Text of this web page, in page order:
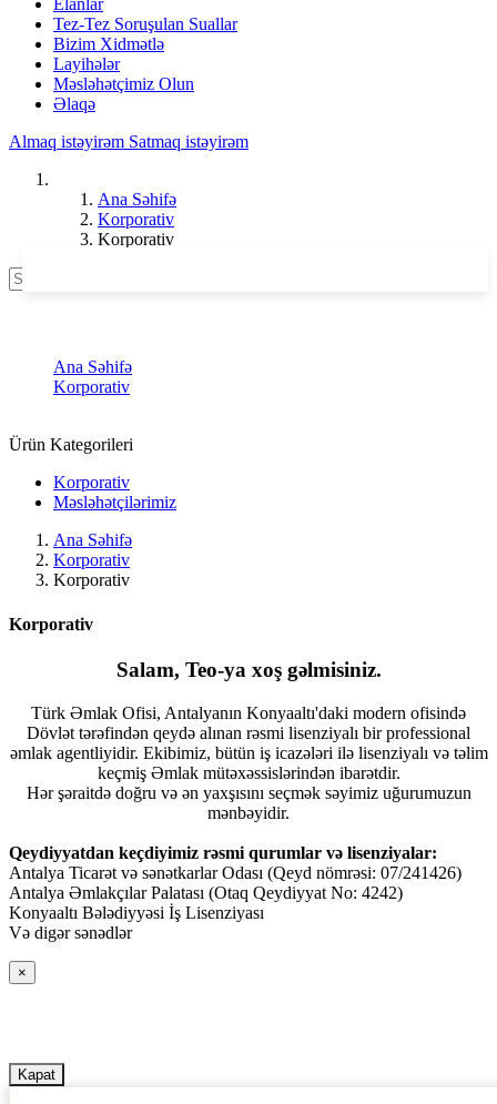
Elanlar
Tez-Tez Soruşulan Suallar
Bizim Xidmətlə
Layihələr
Məsləhətçimiz Olun
Əlaqə
Almaq istəyirəm Satmaq istəyirəm
Ana Səhifə
Korporativ
Korporativ
Ana Səhifə
Korporativ
Ürün Kategorileri
Korporativ
Məsləhətçilərimiz
Ana Səhifə
Korporativ
Korporativ
Korporativ
Salam, Teo-ya xoş gəlmisiniz.
Türk Əmlak Ofisi, Antalyanın Konyaaltı'daki modern ofisində
Dövlət tərəfindən qeydə alınan rəsmi lisenziyalı bir professional
əmlak agentliyidir. Ekibimiz, bütün iş icazələri ilə lisenziyalı və təlim
keçmiş Əmlak mütəxəssislərindən ibarətdir.
Hər şəraitdə doğru və ən yaxşısını seçmək səyimiz uğurumuzun
mənbəyidir.
Qeydiyyatdan keçdiyimiz rəsmi qurumlar və lisenziyalar:
Antalya Ticarət və sənətkarlar Odası (Qeyd nömrəsi: 07/241426)
Antalya Əmlakçılar Palatası (Otaq Qeydiyyat No: 4242)
Konyaaltı Bələdiyyəsi İş Lisenziyası
Və digər sənədlər
×
Kapat